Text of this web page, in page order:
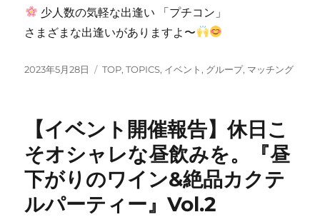
少人数の気軽な出逢い 「プチコン」
さまざまな出逢いがありますよ〜
投
2023年5月28日
カ
ー
TOP,TOPICS, イベント , グループ, マッチング
【イベント開催報告】休日こ
そオシャレな昼飲みを。『昼
下がりのワイン&絶品カクテ
ルパーティー』Vol.2